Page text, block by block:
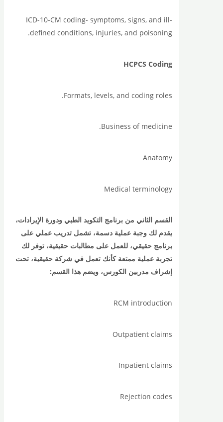
ICD-10-CM coding- symptoms, signs, and ill-
defined conditions, injuries, and poisoning.
HCPCS Coding
Formats, levels, and coding roles.
Business of medicine.
Anatomy
Medical terminology
القسم الثاني من برنامج التكويد الطبي ودورة الإيرادات،
يقدم لك وجبة عملية دسمة، تشمل تدريب عملي على
برنامج حقيقي، للعمل على مطالبات حقيقية، توفر لك
تجربة عملية ممتعة كأنك تعمل في شركة حقيقية، تحت
إشراف مدربين الكورس، ويضم هذا القسم:
RCM introduction
Outpatient claims
Inpatient claims
Rejection codes